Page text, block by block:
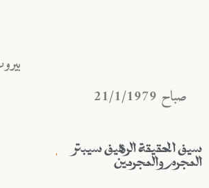
صباح 21/1/1979
سيف الحقيقة الرهيف سيبتر
المجرم والمجرمين